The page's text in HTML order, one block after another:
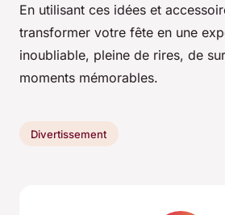
En utilisant ces idées et
transformer votre fête en une
inoubliable, pleine de rires, de
moments mémorables.
Divertissement